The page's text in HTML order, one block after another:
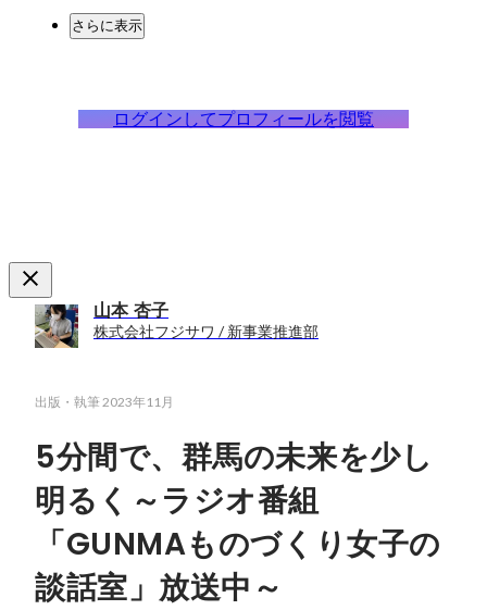
さらに表示
ログインしてプロフィールを閲覧
山本 杏子
株式会社フジサワ / 新事業推進部
出版・執筆 2023年11月
5分間で、群馬の未来を少し
明るく～ラジオ番組
「GUNMAものづくり女子の
談話室」放送中～